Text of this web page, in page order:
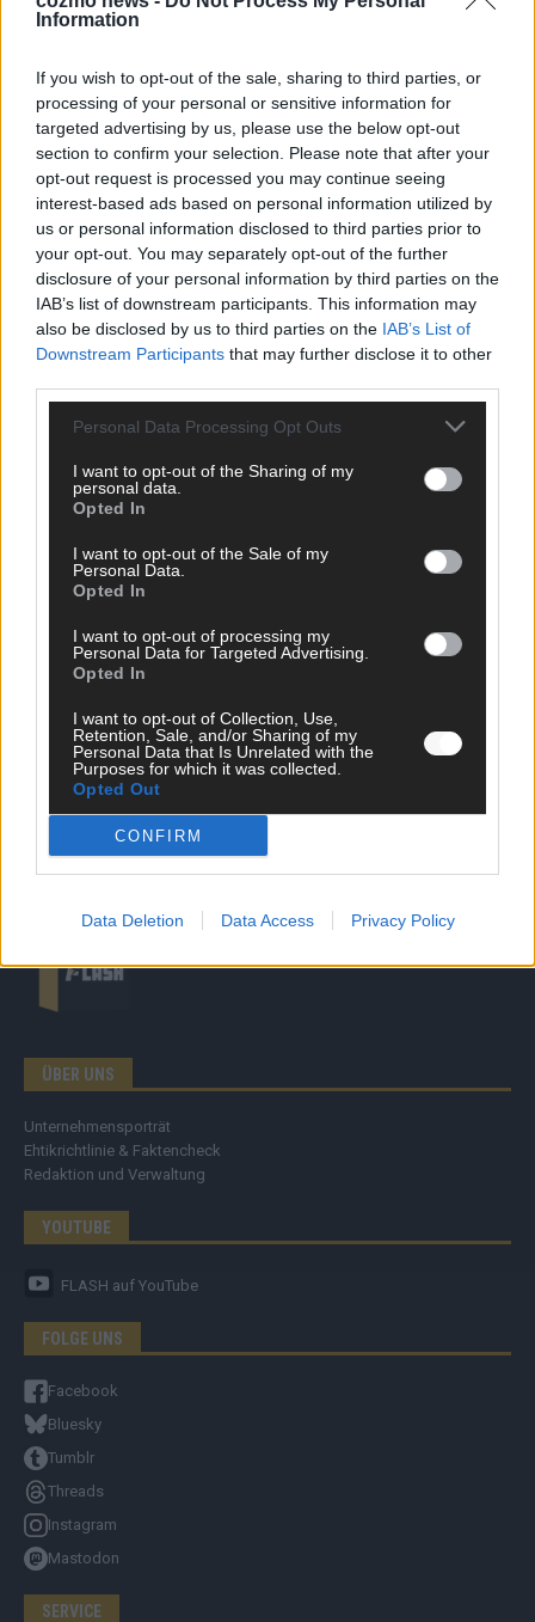
Information
If you wish to opt-out of the sale, sharing to third parties, or
processing of your personal or sensitive information for
targeted advertising by us, please use the below opt-out
section to confirm your selection. Please note that after your
opt-out request is processed you may continue seeing
interest-based ads based on personal information utilized by
us or personal information disclosed to third parties prior to
your opt-out. You may separately opt-out of the further
disclosure of your personal information by third parties on the
IAB’s list of downstream participants. This information may
also be disclosed by us to third parties on the IAB’s List of
Downstream Participants that may further disclose it to other
Personal Data Processing Opt Outs
I want to opt-out of the Sharing of my
personal data.
Opted In
I want to opt-out of the Sale of my
Personal Data.
Opted In
I want to opt-out of processing my
Personal Data for Targeted Advertising.
Opted In
I want to opt-out of Collection, Use,
Retention, Sale, and/or Sharing of my
Personal Data that Is Unrelated with the
Purposes for which it was collected.
Opted Out
CONFIRM
Data Deletion Data Access Privacy Policy
KEINE NEWS MEHR VERPASSEN
ANZEIGE
SCHNELL ZUM RESSORT
Nachrichten
Wirtschaft
Wissen
Kommentar
Streams & Storys
Eurovision
FLASH – DAS VIDEOPORTAL
ÜBER UNS
Unternehmensporträt
Ehtikrichtlinie & Faktencheck
Redaktion und Verwaltung
YOUTUBE
FLASH auf YouTube
FOLGE UNS
Facebook
Bluesky
Tumblr
Threads
Instagram
Mastodon
SERVICE